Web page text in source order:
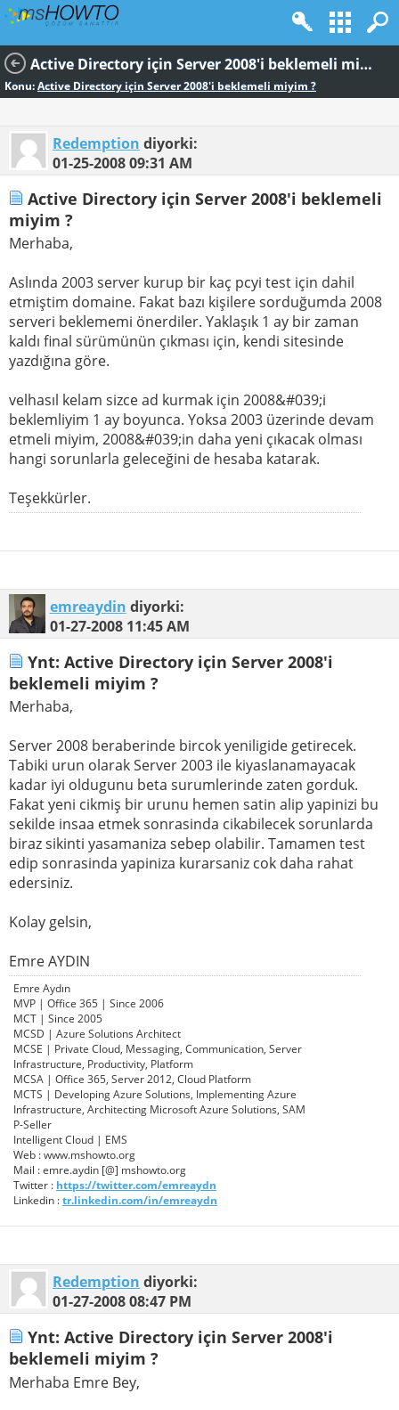
Active Directory için Server 2008'i beklemeli miyim ?
Konu:Active Directory için Server 2008'i beklemeli miyim ?
Redemption diyorki:
01-25-200809:31 AM
Active Directory için Server 2008'i beklemeli
miyim ?
Merhaba,
Aslında 2003 server kurup bir kaç pcyi test için dahil
etmiştim domaine. Fakat bazı kişilere sorduğumda 2008
serveri beklememi önerdiler. Yaklaşık 1 ay bir zaman
kaldı final sürümünün çıkması için, kendi sitesinde
yazdığına göre.
velhasıl kelam sizce ad kurmak için 2008&#039;i
beklemliyim 1 ay boyunca. Yoksa 2003 üzerinde devam
etmeli miyim, 2008&#039;in daha yeni çıkacak olması
hangi sorunlarla geleceğini de hesaba katarak.
Teşekkürler.
emreaydin diyorki:
01-27-2008 11:45 AM
Ynt: Active Directory için Server 2008'i
beklemeli miyim ?
Merhaba,
Server 2008 beraberinde bircok yeniligide getirecek.
Tabiki urun olarak Server 2003 ile kiyaslanamayacak
kadar iyi oldugunu beta surumlerinde zaten gorduk.
Fakat yeni cikmiş bir urunu hemen satin alip yapinizi bu
sekilde insaa etmek sonrasinda cikabilecek sorunlarda
biraz sikinti yasamaniza sebep olabilir. Tamamen test
edip sonrasinda yapiniza kurarsaniz cok daha rahat
edersiniz.
Kolay gelsin,
Emre AYDIN
Emre Aydın
MVP | Office 365 | Since 2006
MCT | Since 2005
MCSD | Azure Solutions Architect
MCSE | Private Cloud, Messaging, Communication, Server
Infrastructure, Productivity, Platform
MCSA | Office 365, Server 2012, Cloud Platform
MCTS | Developing Azure Solutions, Implementing Azure
Infrastructure, Architecting Microsoft Azure Solutions, SAM
P-Seller
Intelligent Cloud | EMS
Web : www.mshowto.org
Mail : emre.aydin [@] mshowto.org
Twitter : https://twitter.com/emreaydn
Linkedin :tr.linkedin.com/in/emreaydn
Redemption diyorki:
01-27-200808:47 PM
Ynt: Active Directory için Server 2008'i
beklemeli miyim ?
Merhaba Emre Bey,